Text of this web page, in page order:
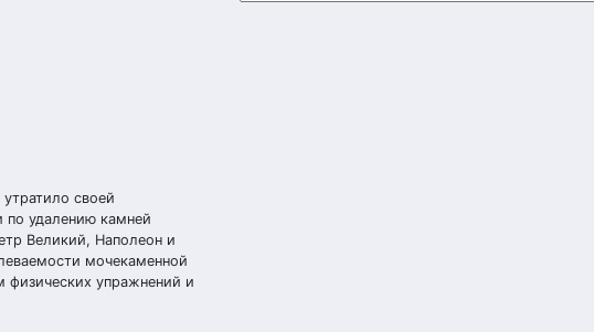
своей
по удалению камней
Великий, Наполеон и
мочекаменной
физических упражнений и